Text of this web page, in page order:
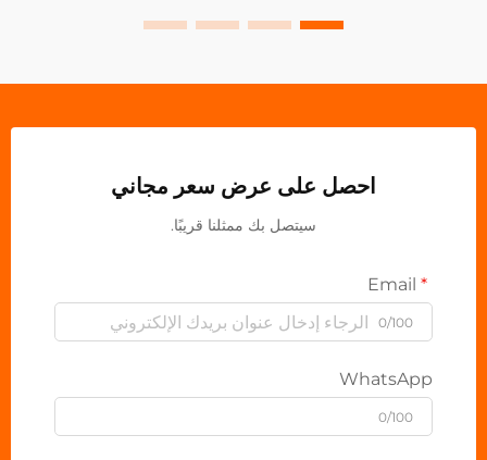
احصل على عرض سعر مجاني
سيتصل بك ممثلنا قريبًا.
WhatsApp